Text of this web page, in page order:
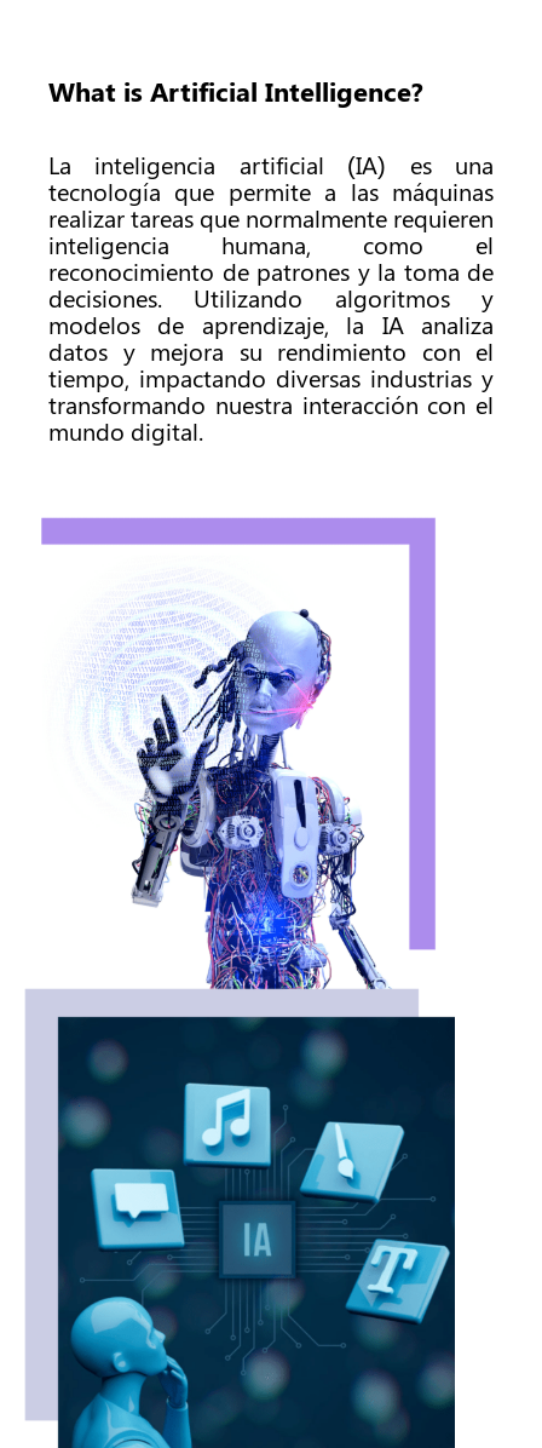
IA
¿Por qué es importante?
What is Artificial Intelligence?
La inteligencia artificial (IA) es una
tecnología que permite a las máquinas
realizar tareas que normalmente requieren
inteligencia humana, como el
reconocimiento de patrones y la toma de
decisiones. Utilizando algoritmos y
modelos de aprendizaje, la IA analiza
datos y mejora su rendimiento con el
tiempo, impactando diversas industrias y
transformando nuestra interacción con el
mundo digital.